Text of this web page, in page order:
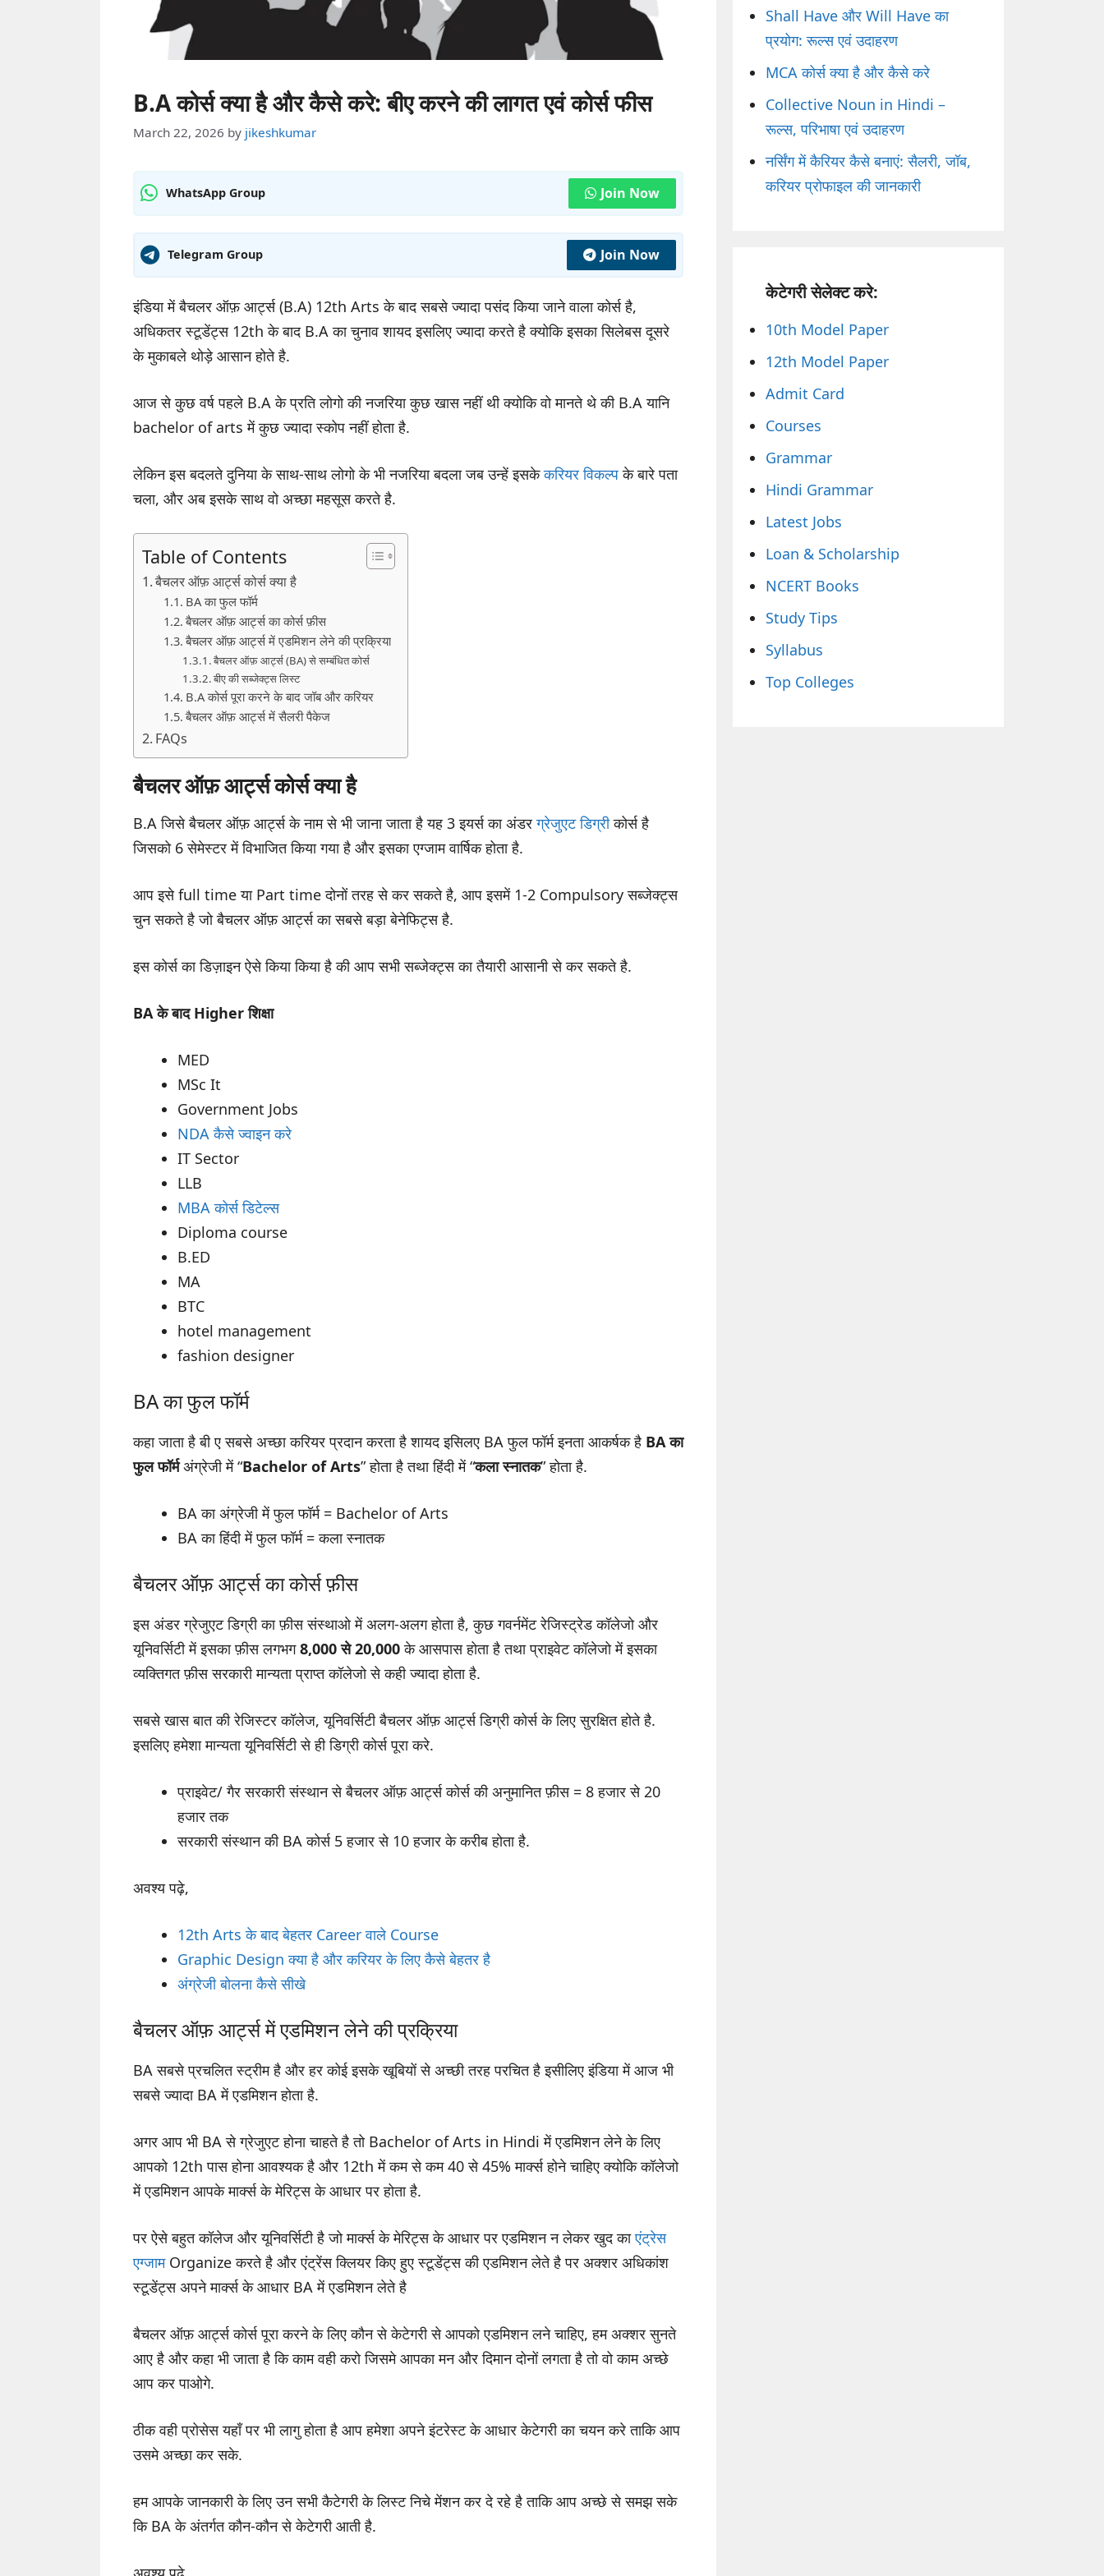
B.A कोर्स क्या है और कैसे करे: बीए करने की लागत एवं कोर्स फीस
March 22, 2026 by jikeshkumar
WhatsApp Group Join Now
Telegram Group Join Now
इंडिया में बैचलर ऑफ़ आर्ट्स (B.A) 12th Arts के बाद सबसे ज्यादा पसंद किया जाने वाला कोर्स है,
अधिकतर स्टूडेंट्स 12th के बाद B.A का चुनाव शायद इसलिए ज्यादा करते है क्योकि इसका सिलेबस दूसरे
के मुकाबले थोड़े आसान होते है.
आज से कुछ वर्ष पहले B.A के प्रति लोगो की नजरिया कुछ खास नहीं थी क्योकि वो मानते थे की B.A यानि
bachelor of arts में कुछ ज्यादा स्कोप नहीं होता है.
लेकिन इस बदलते दुनिया के साथ-साथ लोगो के भी नजरिया बदला जब उन्हें इसकेकरियर विकल्पके बारे पता
चला, और अब इसके साथ वो अच्छा महसूस करते है.
Table of Contents
बैचलर ऑफ़ आर्ट्स कोर्स क्या है
BA का फुल फॉर्म
बैचलर ऑफ़ आर्ट्स का कोर्स फ़ीस
बैचलर ऑफ़ आर्ट्स में एडमिशन लेने की प्रक्रिया
बैचलर ऑफ़ आर्ट्स (BA) से सम्बंधित कोर्स
बीए की सब्जेक्ट्स लिस्ट
B.A कोर्स पूरा करने के बाद जॉब और करियर
बैचलर ऑफ़ आर्ट्स में सैलरी पैकेज
FAQs
बैचलर ऑफ़ आर्ट्स कोर्स क्या है
B.A जिसे बैचलर ऑफ़ आर्ट्स के नाम से भी जाना जाता है यह 3 इयर्स का अंडरग्रेजुएट डिग्रीकोर्स है
जिसको 6 सेमेस्टर में विभाजित किया गया है और इसका एग्जाम वार्षिक होता है.
आप इसे full time या Part time दोनों तरह से कर सकते है, आप इसमें 1-2 Compulsory सब्जेक्ट्स
चुन सकते है जो बैचलर ऑफ़ आर्ट्स का सबसे बड़ा बेनेफिट्स है.
इस कोर्स का डिज़ाइन ऐसे किया किया है की आप सभी सब्जेक्ट्स का तैयारी आसानी से कर सकते है.
BA के बाद Higher शिक्षा
MED
MSc It
Government Jobs
NDA कैसे ज्वाइन करे
IT Sector
LLB
MBA कोर्स डिटेल्स
Diploma course
B.ED
MA
BTC
hotel management
fashion designer
BA का फुल फॉर्म
कहा जाता है बी ए सबसे अच्छा करियर प्रदान करता है शायद इसिलए BA फुल फॉर्म इनता आकर्षक है BA का
फुल फॉर्मअंग्रेजी में “Bachelor of Arts” होता है तथा हिंदी में “कला स्नातक” होता है.
BA का अंग्रेजी में फुल फॉर्म = Bachelor of Arts
BA का हिंदी में फुल फॉर्म = कला स्नातक
बैचलर ऑफ़ आर्ट्स का कोर्स फ़ीस
इस अंडर ग्रेजुएट डिग्री का फ़ीस संस्थाओ में अलग-अलग होता है, कुछ गवर्नमेंट रेजिस्ट्रेड कॉलेजो और
यूनिवर्सिटी में इसका फ़ीस लगभग8,000 से 20,000के आसपास होता है तथा प्राइवेट कॉलेजो में इसका
व्यक्तिगत फ़ीस सरकारी मान्यता प्राप्त कॉलेजो से कही ज्यादा होता है.
सबसे खास बात की रेजिस्टर कॉलेज, यूनिवर्सिटी बैचलर ऑफ़ आर्ट्स डिग्री कोर्स के लिए सुरक्षित होते है.
इसलिए हमेशा मान्यता यूनिवर्सिटी से ही डिग्री कोर्स पूरा करे.
प्राइवेट/ गैर सरकारी संस्थान से बैचलर ऑफ़ आर्ट्स कोर्स की अनुमानित फ़ीस = 8 हजार से 20
हजार तक
सरकारी संस्थान की BA कोर्स 5 हजार से 10 हजार के करीब होता है.
अवश्य पढ़े,
12th Arts के बाद बेहतर Career वाले Course
Graphic Design क्या है और करियर के लिए कैसे बेहतर है
अंग्रेजी बोलना कैसे सीखे
बैचलर ऑफ़ आर्ट्स में एडमिशन लेने की प्रक्रिया
BA सबसे प्रचलित स्ट्रीम है और हर कोई इसके खूबियों से अच्छी तरह परचित है इसीलिए इंडिया में आज भी
सबसे ज्यादा BA में एडमिशन होता है.
अगर आप भी BA से ग्रेजुएट होना चाहते है तो Bachelor of Arts in Hindi में एडमिशन लेने के लिए
आपको 12th पास होना आवश्यक है और 12th में कम से कम 40 से 45% मार्क्स होने चाहिए क्योकि कॉलेजो
में एडमिशन आपके मार्क्स के मेरिट्स के आधार पर होता है.
पर ऐसे बहुत कॉलेज और यूनिवर्सिटी है जो मार्क्स के मेरिट्स के आधार पर एडमिशन न लेकर खुद काएंट्रेस
एग्जामOrganize करते है और एंट्रेंस क्लियर किए हुए स्टूडेंट्स की एडमिशन लेते है पर अक्शर अधिकांश
स्टूडेंट्स अपने मार्क्स के आधार BA में एडमिशन लेते है
बैचलर ऑफ़ आर्ट्स कोर्स पूरा करने के लिए कौन से केटेगरी से आपको एडमिशन लने चाहिए, हम अक्शर सुनते
आए है और कहा भी जाता है कि काम वही करो जिसमे आपका मन और दिमान दोनों लगता है तो वो काम अच्छे
आप कर पाओगे.
ठीक वही प्रोसेस यहाँ पर भी लागु होता है आप हमेशा अपने इंटरेस्ट के आधार केटेगरी का चयन करे ताकि आप
उसमे अच्छा कर सके.
हम आपके जानकारी के लिए उन सभी कैटेगरी के लिस्ट निचे मेंशन कर दे रहे है ताकि आप अच्छे से समझ सके
कि BA के अंतर्गत कौन-कौन से केटेगरी आती है.
Shall Have और Will Have का
प्रयोग: रूल्स एवं उदाहरण
MCA कोर्स क्या है और कैसे करे
Collective Noun in Hindi –
रूल्स, परिभाषा एवं उदाहरण
नर्सिंग में कैरियर कैसे बनाएं: सैलरी, जॉब,
करियर प्रोफाइल की जानकारी
केटेगरी सेलेक्ट करे:
10th Model Paper
12th Model Paper
Admit Card
Courses
Grammar
Hindi Grammar
Latest Jobs
Loan & Scholarship
NCERT Books
Study Tips
Syllabus
Top Colleges